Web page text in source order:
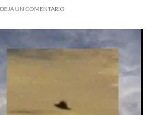
DEJA UN COMENTARIO